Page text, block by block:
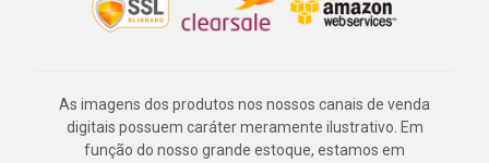
As imagens dos produtos nos nossos canais de venda
digitais possuem caráter meramente ilustrativo. Em
função do nosso grande estoque, estamos em